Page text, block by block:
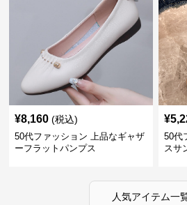
¥8,160 (税込)
50代ファッション 上品なギャザ
ーフラットパンプス
¥
50代
スサ
人気アイテム一